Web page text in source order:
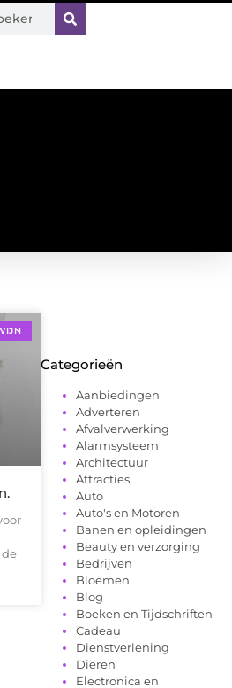
Categorieën
Aanbiedingen
Adverteren
Afvalverwerking
Alarmsysteem
Architectuur
Attracties
Auto
Auto's en Motoren
Banen en opleidingen
Beauty en verzorging
Bedrijven
Bloemen
Blog
Boeken en Tijdschriften
Cadeau
Dienstverlening
Dieren
Electronica en